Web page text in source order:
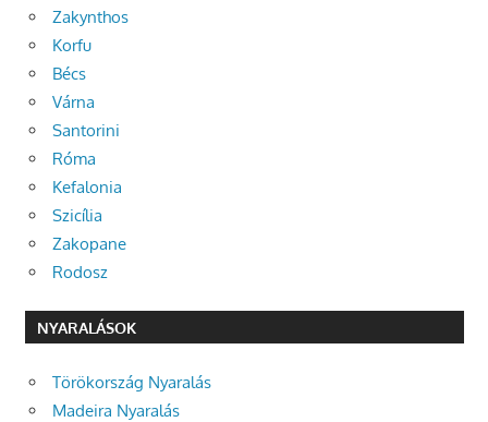
Zakynthos
Korfu
Bécs
Várna
Santorini
Róma
Kefalonia
Szicília
Zakopane
Rodosz
NYARALÁSOK
Törökország Nyaralás
Madeira Nyaralás